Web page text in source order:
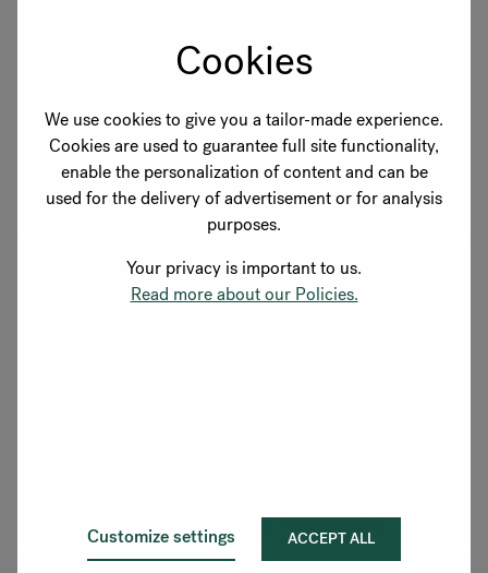
Cookies
We use cookies to give you a tailor-made experience.
Cookies are used to guarantee full site functionality,
enable the personalization of content and can be
used for the delivery of advertisement or for analysis
purposes.
Your privacy is important to us.
Read more about our Policies.
Customize settings ACCEPT ALL